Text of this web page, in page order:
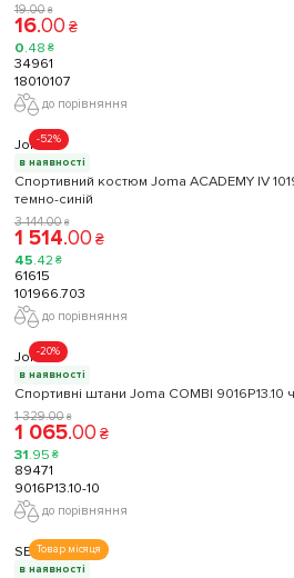
19.00 ₴
16.00 ₴
0.48 ₴
34961
18010107
до порівняння
-52%
Joma
в наявності
Спортивний костюм Joma ACADEMY IV
темно-синій
3 144.00 ₴
1 514.00 ₴
45.42 ₴
61615
101966.703
до порівняння
-20%
Joma
в наявності
Спортивні штани Joma COMBI 9016P13.10
1 329.00 ₴
1 065.00 ₴
31.95 ₴
89471
9016P13.10-10
до порівняння
Товар місяця
SECO
в наявності